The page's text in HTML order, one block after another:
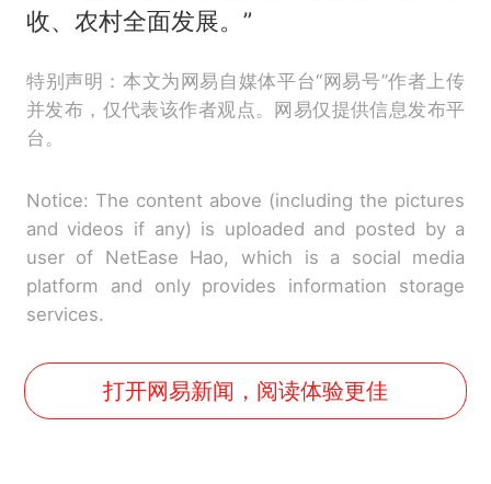
收、农村全面发展。”
特别声明：本文为网易自媒体平台“网易号”作者上传
并发布，仅代表该作者观点。网易仅提供信息发布平
台。
Notice: The content above (including the pictures
and videos if any) is uploaded and posted by a
user of NetEase Hao, which is a social media
platform and only provides information storage
services.
打开网易新闻，阅读体验更佳